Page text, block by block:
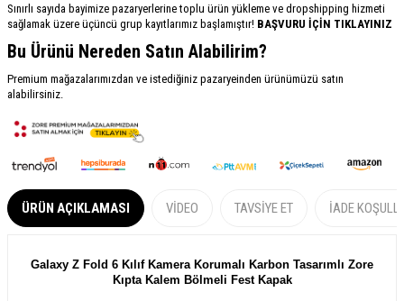
Sınırlı sayıda bayimize pazaryerlerine toplu ürün yükleme ve dropshipping hizmeti
sağlamak üzere üçüncü grup kayıtlarımız başlamıştır! BAŞVURU İÇİN TIKLAYINIZ
Bu Ürünü Nereden Satın Alabilirim?
Premium mağazalarımızdan ve istediğiniz pazaryeinden ürünümüzü satın
alabilirsiniz.
ÜRÜN AÇIKLAMASI VIDEO TAVSIYE ET İADE
Galaxy Z Fold 6 Kılıf Kamera Korumalı Karbon Tasarımlı Zore
Kıpta Kalem Bölmeli Fest Kapak